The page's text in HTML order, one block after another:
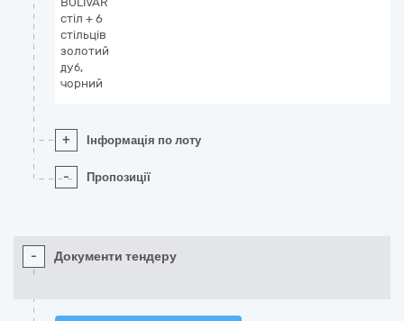
стіл + 6
стільців
золотий
дуб,
чорний
+ Інформація по лоту
- Пропозиції
- Документи тендеру